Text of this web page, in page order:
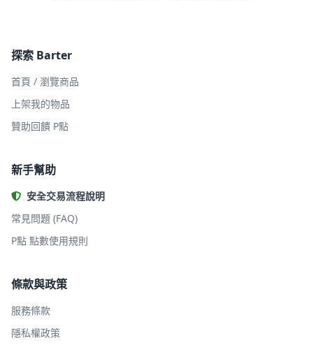
探索 Barter
首頁 / 瀏覽商品
上架我的物品
贊助回饋 P點
新手幫助
安全交易流程說明
常見問題 (FAQ)
P點 點數使用規則
條款與政策
服務條款
隱私權政策